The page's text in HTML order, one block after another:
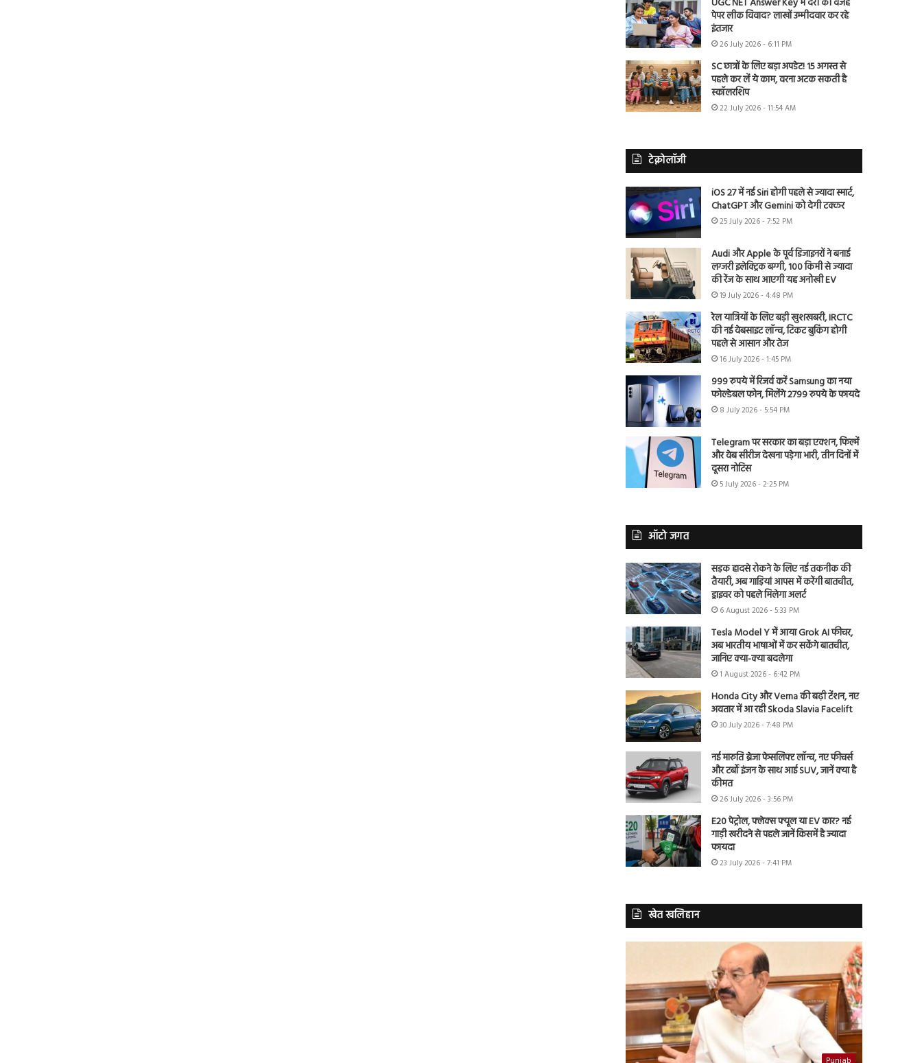
UGC NET Answer Key में देरी की वजह
पेपर लीक विवाद? लाखों उम्मीदवार कर रहे
इंतजार
26 July 2026 - 6:11 PM
SC छात्रों के लिए बड़ा अपडेट! 15 अगस्त से
पहले कर लें ये काम, वरना अटक सकती है
स्कॉलरशिप
22 July 2026 - 11:54 AM
टेक्नोलॉजी
iOS 27 में नई Siri होगी पहले से ज्यादा स्मार्ट,
ChatGPT और Gemini को देगी टक्कर
25 July 2026 - 7:52 PM
Audi और Apple के पूर्व डिजाइनरों ने बनाई
लग्जरी इलेक्ट्रिक बग्गी, 100 किमी से ज्यादा
की रेंज के साथ आएगी यह अनोखी EV
19 July 2026 - 4:48 PM
रेल यात्रियों के लिए बड़ी खुशखबरी, IRCTC
की नई वेबसाइट लॉन्च, टिकट बुकिंग होगी
पहले से आसान और तेज
16 July 2026 - 1:45 PM
999 रुपये में रिजर्व करें Samsung का नया
फोल्डेबल फोन, मिलेंगे 2799 रुपये के फायदे
8 July 2026 - 5:54 PM
Telegram पर सरकार का बड़ा एक्शन, फिल्में
और वेब सीरीज देखना पड़ेगा भारी, तीन दिनों में
दूसरा नोटिस
5 July 2026 - 2:25 PM
ऑटो जगत
सड़क हादसे रोकने के लिए नई तकनीक की
तैयारी, अब गाड़ियां आपस में करेंगी बातचीत,
ड्राइवर को पहले मिलेगा अलर्ट
6 August 2026 - 5:33 PM
Tesla Model Y में आया Grok AI फीचर,
अब भारतीय भाषाओं में कर सकेंगे बातचीत,
जानिए क्या-क्या बदलेगा
1 August 2026 - 6:42 PM
Honda City और Verna की बढ़ी टेंशन, नए
अवतार में आ रही Skoda Slavia Facelift
30 July 2026 - 7:48 PM
नई मारुति ब्रेजा फेसलिफ्ट लॉन्च, नए फीचर्स
और टर्बो इंजन के साथ आई SUV, जानें क्या है
कीमत
26 July 2026 - 3:56 PM
E20 पेट्रोल, फ्लेक्स फ्यूल या EV कार? नई
गाड़ी खरीदने से पहले जानें किसमें है ज्यादा
फायदा
23 July 2026 - 7:41 PM
खेत खलिहान